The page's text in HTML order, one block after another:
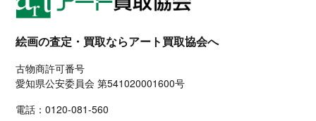
絵画の査定・買取ならアート買取協会へ
古物商許可番号
愛知県公安委員会 第541020001600号
電話：0120-081-560